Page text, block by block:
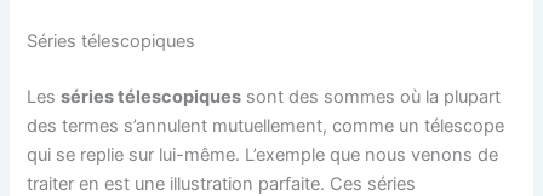
Séries télescopiques
Lesséries télescopiques sont des sommes où la plupart
des termes s’annulent mutuellement, comme un télescope
qui se replie sur lui-même. L’exemple que nous venons de
traiter en est une illustration parfaite. Ces séries